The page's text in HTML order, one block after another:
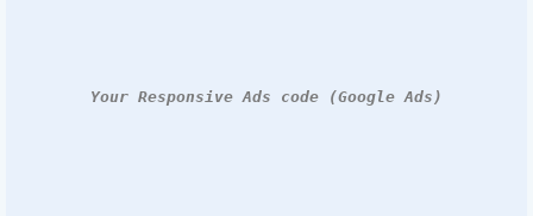
Your Responsive Ads code (Google Ads)